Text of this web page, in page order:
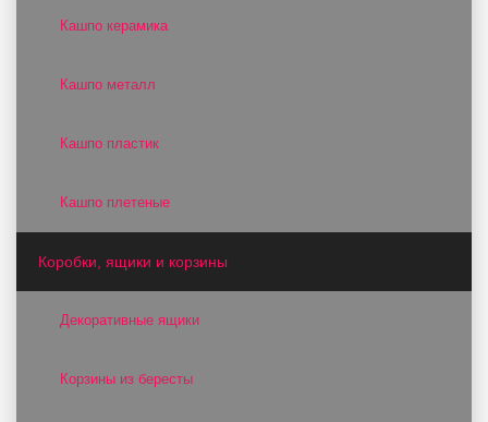
Кашпо керамика
Кашпо металл
Кашпо пластик
Кашпо плетеные
Коробки, ящики и корзины
Декоративные ящики
Корзины из бересты